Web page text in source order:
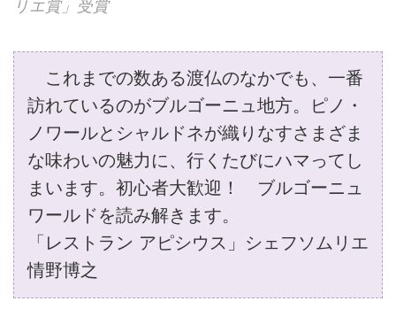
リエ賞」受賞
これまでの数ある渡仏のなかでも、一番
訪れているのがブルゴーニュ地方。ピノ・
ノワールとシャルドネが織りなすさまざま
な味わいの魅力に、行くたびにハマってし
まいます。初心者大歓迎！ ブルゴーニュ
ワールドを読み解きます。
「レストラン アピシウス」シェフソムリエ
情野博之